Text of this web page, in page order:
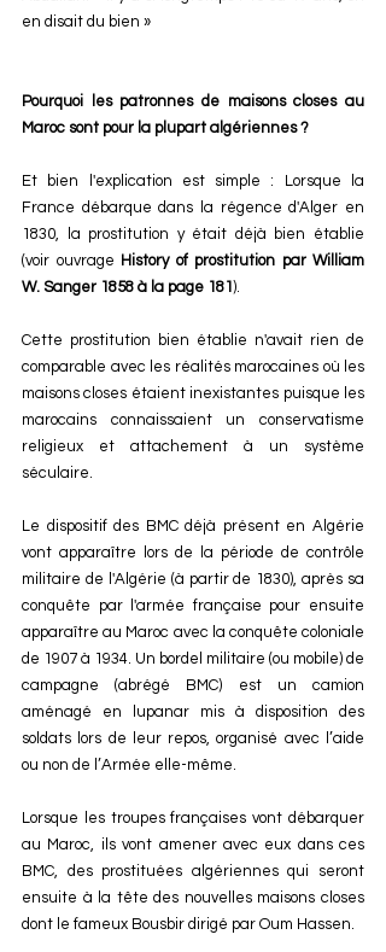
en disait du bien »
Pourquoi les patronnes de maisons closes au
Maroc sont pour la plupart algériennes ?
Et bien l'explication est simple : Lorsque la
France débarque dans la régence d'Alger en
1830, la prostitution y était déjà bien établie
(voir ouvrage History of prostitution par William
W. Sanger 1858 à la page 181 ).
Cette prostitution bien établie n'avait rien de
comparable avec les réalités marocaines où les
maisons closes étaient inexistantes puisque les
marocains connaissaient un conservatisme
religieux et attachement à un système
séculaire.
Le dispositif des BMC déjà présent en Algérie
vont apparaître lors de la période de contrôle
militaire de l'Algérie (à partir de 1830), après sa
conquête par l'armée française pour ensuite
apparaître au Maroc avec la conquête coloniale
de 1907 à 1934. Un bordel militaire (ou mobile) de
campagne (abrégé BMC) est un camion
aménagé en lupanar mis à disposition des
soldats lors de leur repos, organisé avec l’aide
ou non de l’Armée elle-même.
Lorsque les troupes françaises vont débarquer
au Maroc, ils vont amener avec eux dans ces
BMC, des prostituées algériennes qui seront
ensuite à la tête des nouvelles maisons closes
dont le fameux Bousbir dirigé par Oum Hassen.